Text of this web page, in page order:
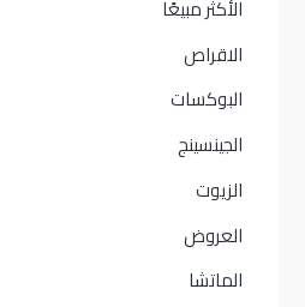
الأكثر مبيعًا​
الاقراص
البوكسات
الجينسينج
الزيوت
العروض
الماتشا